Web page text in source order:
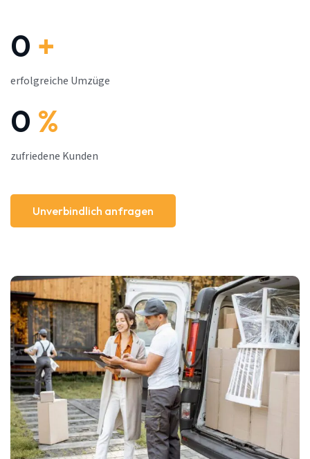
0 +
erfolgreiche Umzüge
0 %
zufriedene Kunden
Unverbindlich anfragen